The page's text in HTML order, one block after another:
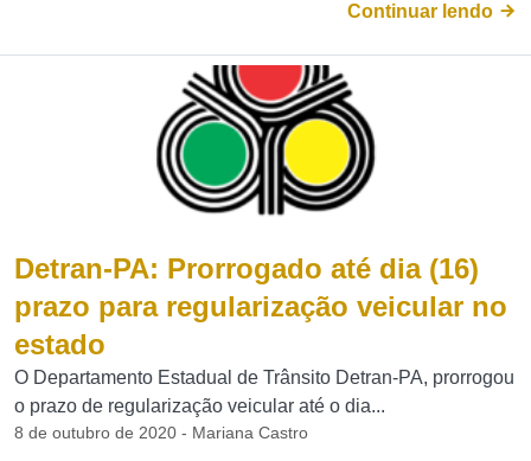
Continuar lendo
Detran-PA: Prorrogado até dia (16)
prazo para regularização veicular no
estado
O Departamento Estadual de Trânsito Detran-PA, prorrogou
o prazo de regularização veicular até o dia...
8 de outubro de 2020 - Mariana Castro